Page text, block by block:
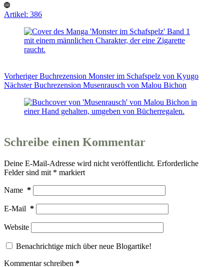
Artikel: 386
VorherigerBuchrezension Monster im Schafspelz von Kyugo
NächsterBuchrezension Musenrausch von Malou Bichon
Schreibe einen Kommentar
Deine E-Mail-Adresse wird nicht veröffentlicht. Erforderliche
Felder sind mit * markiert
Name *
E-Mail *
Website
Benachrichtige mich über neue Blogartike!
Kommentar schreiben *